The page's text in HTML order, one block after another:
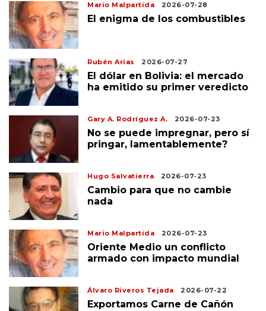
Mario Malpartida 2026-07-28
El enigma de los combustibles
Rubén Arias 2026-07-27
El dólar en Bolivia: el mercado
ha emitido su primer veredicto
Gary A. Rodríguez A. 2026-07-23
No se puede impregnar, pero sí
pringar, lamentablemente?
Hugo Salvatierra 2026-07-23
Cambio para que no cambie
nada
Mario Malpartida 2026-07-23
Oriente Medio un conflicto
armado con impacto mundial
Álvaro Riveros Tejada 2026-07-22
Exportamos Carne de Cañón